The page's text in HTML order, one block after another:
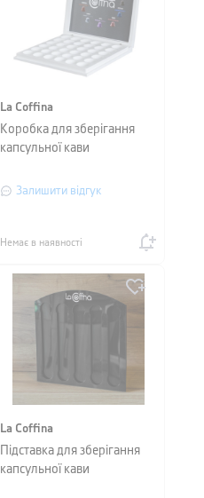
La Coffina
Коробка для зберігання
капсульної кави
Залишити відгук
Немає в наявності
La Coffina
Підставка для зберігання
капсульної кави